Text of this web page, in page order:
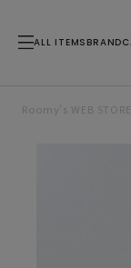
ALL ITEMS BRAND
Roomy’s WEB